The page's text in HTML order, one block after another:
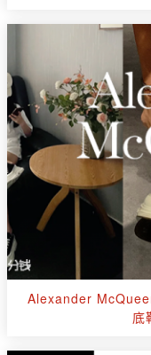
Alexander
底